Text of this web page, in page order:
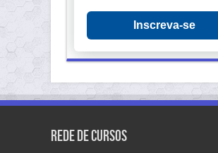
Inscreva-se
Rede de Cursos